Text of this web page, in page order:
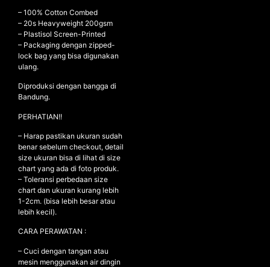
SHOP
COLLECTIONS
COLLABORATION
SALE
RADIO
YOUTUBE
MY ACCOUNT
FAQ
TERMS AND CONDITIONS
– 100% Cotton Combed
– ⁠20s Heavyweight 200gsm
– ⁠Plastisol Screen-Printed
– ⁠Packaging dengan zipped-
lock bag yang bisa digunakan
ulang.
Diproduksi dengan bangga di
Bandung.
PERHATIAN!!
– Harap pastikan ukuran sudah
benar sebelum checkout, detail
size ukuran bisa di lihat di size
chart yang ada di foto produk.
– Toleransi perbedaan size
chart dan ukuran kurang lebih
1-2cm. (bisa lebih besar atau
lebih kecil).
CARA PERAWATAN :
– Cuci dengan tangan atau
mesin menggunakan air dingin